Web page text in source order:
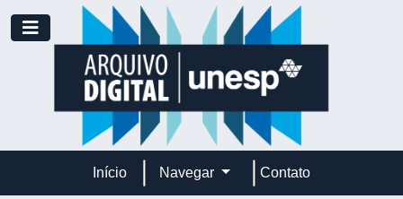
Skip to main content
Toggle navigation
Início Navegar Contato